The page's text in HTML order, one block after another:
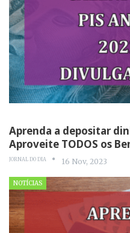
Aprenda a depositar
Aproveite TODOS os
JORNAL DO DIA 16 Nov, 2023
NOTÍCIAS